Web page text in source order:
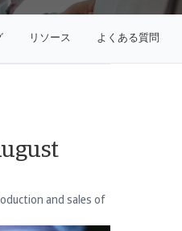
リソース よくある質問
and sales of